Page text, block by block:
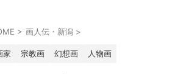
> 画人伝・新潟 >
家 宗教画 幻想画 人物画